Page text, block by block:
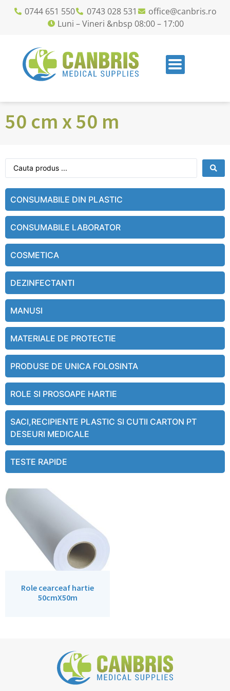
0744 651 550 0743 028 531
office@canbris.ro
Luni – Vineri &nbsp 08:00 – 17:00
50 cm x 50 m
CONSUMABILE DIN PLASTIC
CONSUMABILE LABORATOR
COSMETICA
DEZINFECTANTI
MANUSI
MATERIALE DE PROTECTIE
PRODUSE DE UNICA FOLOSINTA
ROLE SI PROSOAPE HARTIE
SACI,RECIPIENTE PLASTIC SI CUTII CARTON PT
DESEURI MEDICALE
TESTE RAPIDE
Role cearceaf hartie
50cmX50m